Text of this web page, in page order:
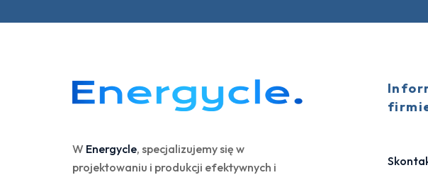
W Energycle, specjalizujemy się w
projektowaniu i produkcji efektywnych i